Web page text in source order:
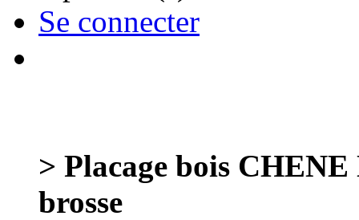
Se connecter
> Placage bois
brosse